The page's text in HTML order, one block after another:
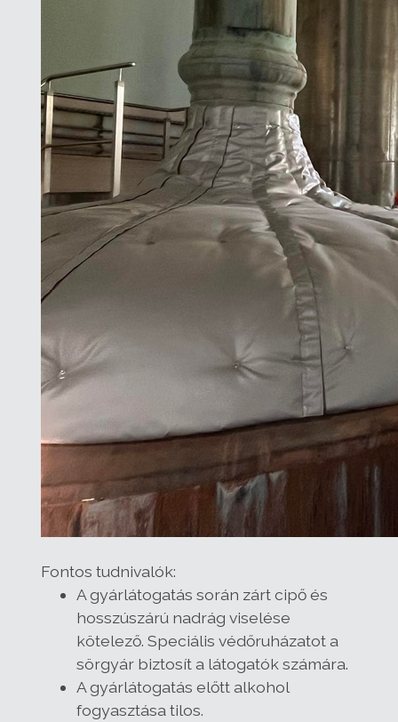
Fontos tudnivalók:
A gyárlátogatás során zárt cipő és
hosszúszárú nadrág viselése
kötelező. Speciális védőruházatot a
sörgyár biztosít a látogatók számára.
A gyárlátogatás előtt alkohol
fogyasztása tilos.